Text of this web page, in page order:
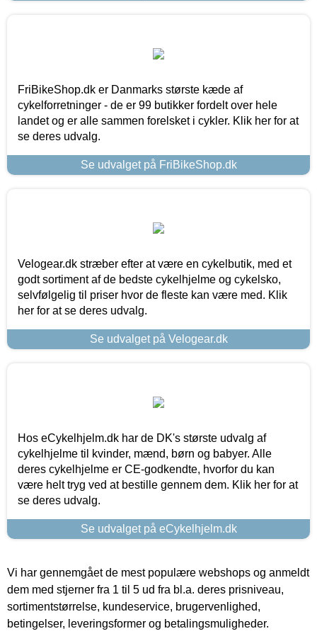
FriBikeShop.dk er Danmarks største kæde af
cykelforretninger - de er 99 butikker fordelt over hele
landet og er alle sammen forelsket i cykler. Klik her for at
se deres udvalg.
Se udvalget på FriBikeShop.dk
Velogear.dk stræber efter at være en cykelbutik, med et
godt sortiment af de bedste cykelhjelme og cykelsko,
selvfølgelig til priser hvor de fleste kan være med. Klik
her for at se deres udvalg.
Se udvalget på Velogear.dk
Hos eCykelhjelm.dk har de DK's største udvalg af
cykelhjelme til kvinder, mænd, børn og babyer. Alle
deres cykelhjelme er CE-godkendte, hvorfor du kan
være helt tryg ved at bestille gennem dem. Klik her for at
se deres udvalg.
Se udvalget på eCykelhjelm.dk
Vi har gennemgået de mest populære webshops og anmeldt
dem med stjerner fra 1 til 5 ud fra bl.a. deres prisniveau,
sortimentstørrelse, kundeservice, brugervenlighed,
betingelser, leveringsformer og betalingsmuligheder.